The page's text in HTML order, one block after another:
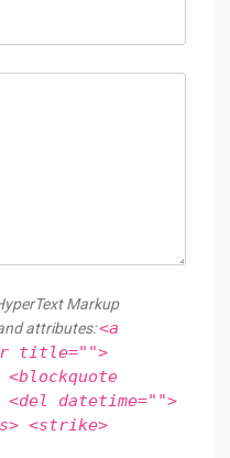
Markup
attributes:<a
title="">
datetime="">
<strike>